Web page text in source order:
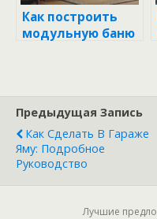
Как построить
модульную баню
Предыдущая Запись
Как Сделать В Гараже
Яму: Подробное
Руководство
Лучшие